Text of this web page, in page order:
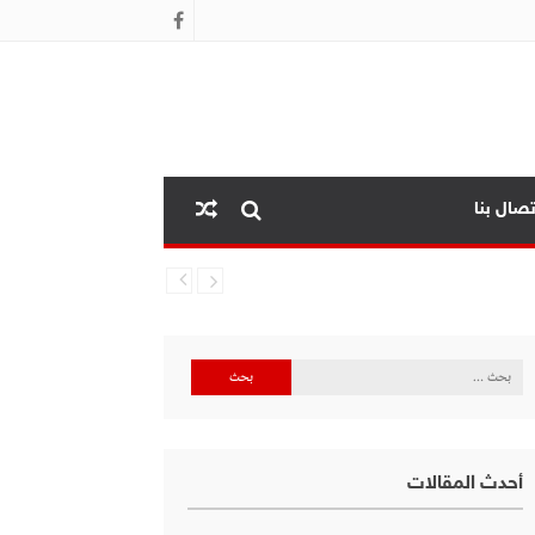
بنا
البحث
أحدث المقالات